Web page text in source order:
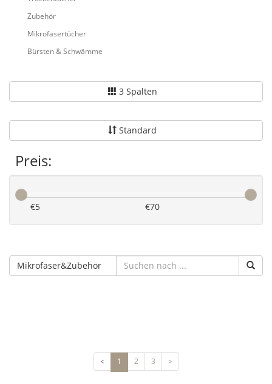
Zubehör
Mikrofasertücher
Bürsten & Schwämme
3 Spalten
Standard
Preis:
€5 €70
Mikrofaser&Zubehör
< 1 2 3 >